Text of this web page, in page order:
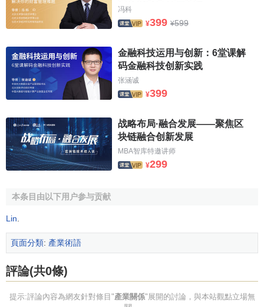
冯科
¥399 ¥599
金融科技运用与创新：6堂课解
码金融科技创新实践
张涵诚
¥399
战略布局·融合发展——聚焦区
块链融合创新发展
MBA智库特邀讲师
¥299
本条目由以下用户参与贡献
Lin.
頁面分類: 產業術語
評論(共0條)
提示:評論內容為網友針對條目"產業關係"展開的討論，與本站觀點立場無